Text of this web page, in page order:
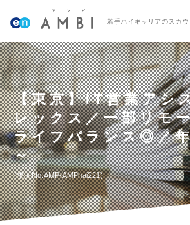
若手ハイキャリアのスカ
【東京】IT営業アシ
レックス／一部リモ
ライフバランス◎／
～
求人No.AMP-AMPhai221